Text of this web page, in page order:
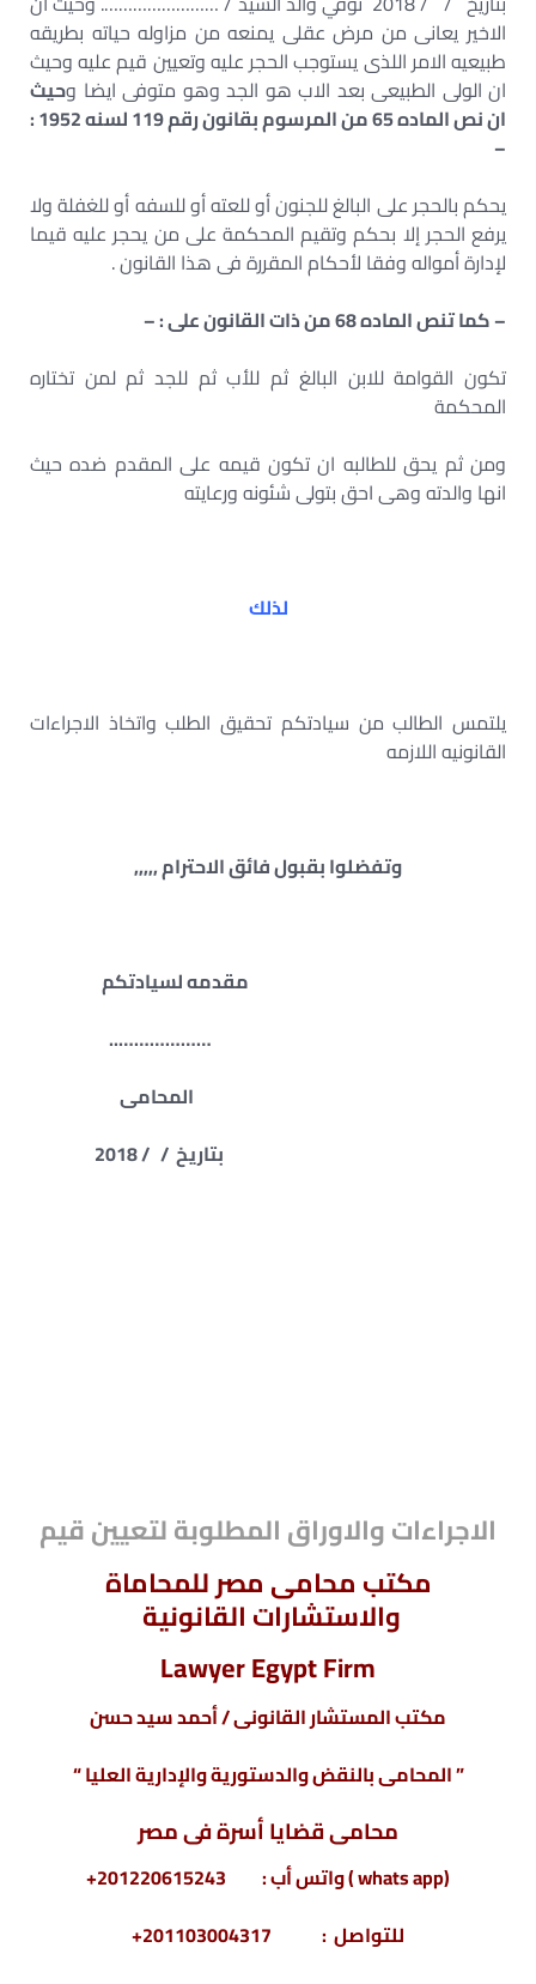
الاخير يعانى من مرض عقلى يمنعه من مزاوله حياته بطريقه
طبيعيه الامر اللذى يستوجب الحجر عليه وتعيين قيم عليه وحيث
ان الولى الطبيعى بعد الاب هو الجد وهو متوفى ايضا وحيث
ان نص الماده 65 من المرسوم بقانون رقم 119 لسنه 1952 :
–
يحكم بالحجر على البالغ للجنون أو للعته أو للسفه أو للغفلة ولا
يرفع الحجر إلا بحكم وتقيم المحكمة على من يحجر عليه قيما
لإدارة أمواله وفقا لأحكام المقررة فى هذا القانون .
– كما تنص الماده 68 من ذات القانون على : –
تكون القوامة للابن البالغ ثم للأب ثم للجد ثم لمن تختاره
المحكمة
ومن ثم يحق للطالبه ان تكون قيمه على المقدم ضده حيث
انها والدته وهى احق بتولى شئونه ورعايته
لذلك
يلتمس الطالب من سيادتكم تحقيق الطلب واتخاذ الاجراءات
القانونيه اللازمه
وتفضلوا بقبول فائق الاحترام ,,,,,
مقدمه لسيادتكم
………………..
المحامى
بتاريخ / / 2018
الاجراءات والاوراق المطلوبة لتعيين قيم
مكتب محامى مصر للمحاماة
والاستشارات القانونية
Lawyer Egypt Firm
مكتب المستشار القانونى / أحمد سيد حسن
” المحامى بالنقض والدستورية والإدارية العليا “
محامى قضايا أسرة فى مصر
(whats app ) واتس أب : 201220615243+
للتواصل : 201103004317+